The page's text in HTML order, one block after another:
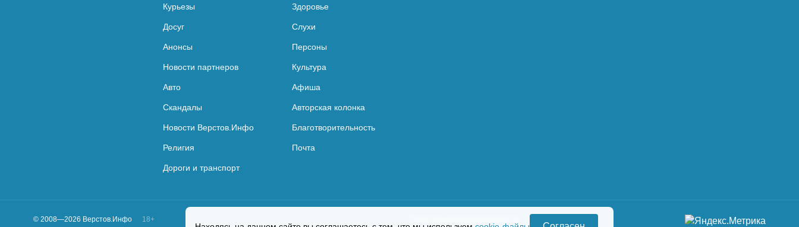
Курьезы Здоровье
Досуг Слухи
Анонсы Персоны
Новости партнеров Культура
Авто Афиша
Скандалы Авторская колонка
Новости Верстов.Инфо Благотворительность
Религия Почта
Дороги и транспорт
© 2008—2026 Верстов.Инфо 18+